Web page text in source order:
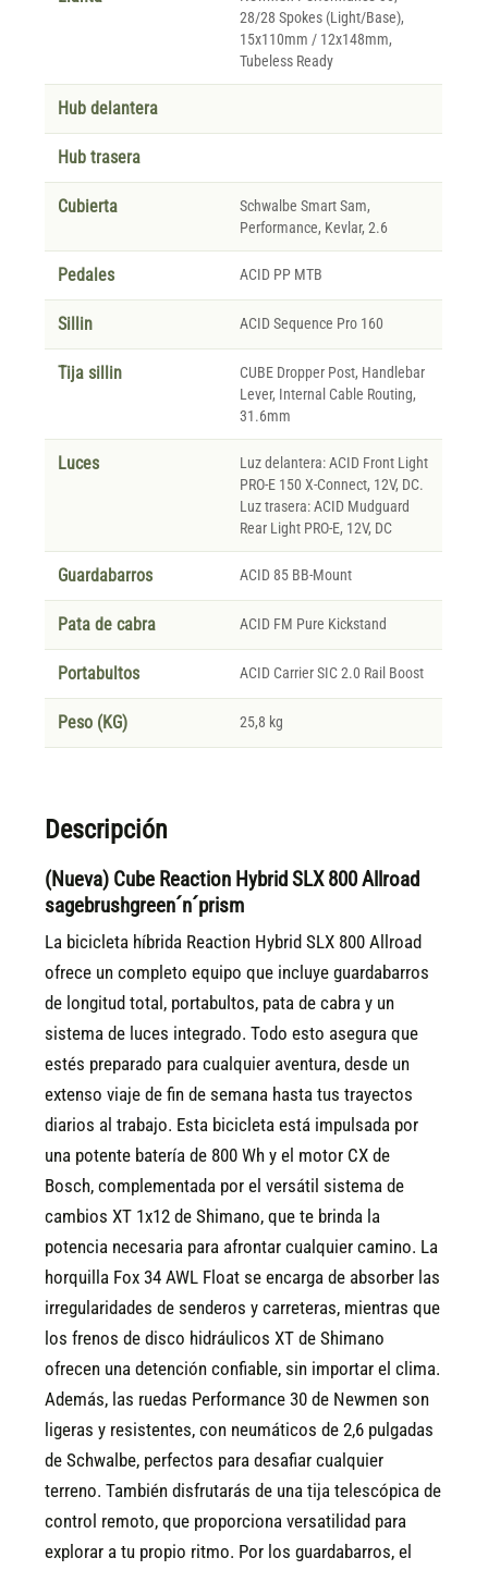
28/28 Spokes (Light/Base),
15x110mm / 12x148mm,
Tubeless Ready
Hub delantera
Hub trasera
Cubierta
Schwalbe Smart Sam,
Performance, Kevlar, 2.6
Pedales ACID PP MTB
Sillin ACID Sequence Pro 160
Tija sillin
CUBE Dropper Post, Handlebar
Lever, Internal Cable Routing,
31.6mm
Luces
Luz delantera: ACID Front Light
PRO-E 150 X-Connect, 12V, DC.
Luz trasera: ACID Mudguard
Rear Light PRO-E, 12V, DC
Guardabarros ACID 85 BB-Mount
Pata de cabra ACID FM Pure Kickstand
Portabultos ACID Carrier SIC 2.0 Rail Boost
Peso (KG) 25,8 kg
Descripción
(Nueva) Cube Reaction Hybrid SLX 800 Allroad
sagebrushgreen´n´prism
La bicicleta híbrida Reaction Hybrid SLX 800 Allroad
ofrece un completo equipo que incluye guardabarros
de longitud total, portabultos, pata de cabra y un
sistema de luces integrado. Todo esto asegura que
estés preparado para cualquier aventura, desde un
extenso viaje de fin de semana hasta tus trayectos
diarios al trabajo. Esta bicicleta está impulsada por
una potente batería de 800 Wh y el motor CX de
Bosch, complementada por el versátil sistema de
cambios XT 1x12 de Shimano, que te brinda la
potencia necesaria para afrontar cualquier camino. La
horquilla Fox 34 AWL Float se encarga de absorber las
irregularidades de senderos y carreteras, mientras que
los frenos de disco hidráulicos XT de Shimano
ofrecen una detención confiable, sin importar el clima.
Además, las ruedas Performance 30 de Newmen son
ligeras y resistentes, con neumáticos de 2,6 pulgadas
de Schwalbe, perfectos para desafiar cualquier
terreno. También disfrutarás de una tija telescópica de
control remoto, que proporciona versatilidad para
explorar a tu propio ritmo. Por los guardabarros, el